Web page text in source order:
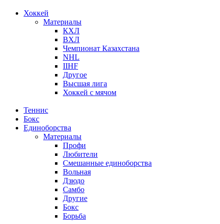
Хоккей
Материалы
КХЛ
ВХЛ
Чемпионат Казахстана
NHL
IIHF
Другое
Высшая лига
Хоккей с мячом
Теннис
Бокс
Единоборства
Материалы
Профи
Любители
Смешанные единоборства
Вольная
Дзюдо
Самбо
Другие
Бокс
Борьба